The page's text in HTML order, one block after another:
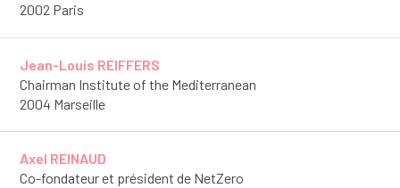
2002 Paris
Jean-Louis REIFFERS
Chairman Institute of the Mediterranean
2004 Marseille
Axel REINAUD
Co-fondateur et président de NetZero